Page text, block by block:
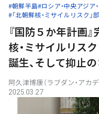
#朝鮮半島#ロシア・中央アジア
#「北朝鮮核・ミサイルリスク」
『国防５か年計画
核・ミサイルリス
誕生、そして抑止
阿久津博康（ラブダン・アカ
2025.03.27